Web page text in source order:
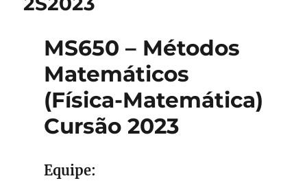
MS650 – Métodos
Matemáticos
(Física-Matemática)
Cursão 2023
Equipe: